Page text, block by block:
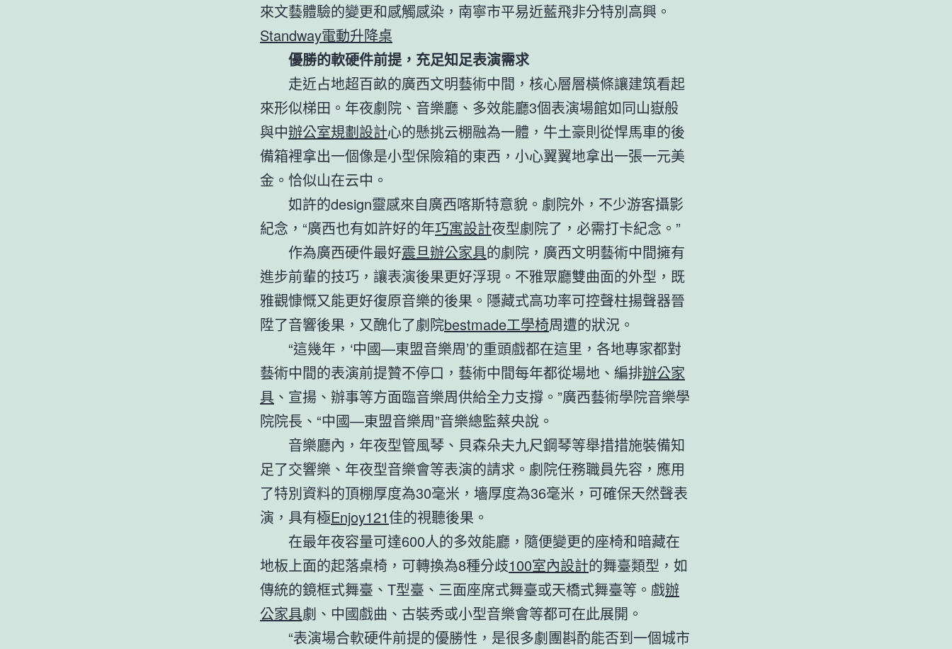
來文藝體驗的變更和感觸感染，南寧市平易近藍飛非分特別高興。
Standway電動升降桌
優勝的軟硬件前提，充足知足表演需求
走近占地超百畝的廣西文明藝術中間，核心層層橫條讓建筑看起
來形似梯田。年夜劇院、音樂廳、多效能廳3個表演場館如同山嶽般
與中辦公室規劃設計心的懸挑云棚融為一體，牛土豪則從悍馬車的後
備箱裡拿出一個像是小型保險箱的東西，小心翼翼地拿出一張一元美
金。恰似山在云中。
如許的design靈感來自廣西喀斯特意貌。劇院外，不少游客攝影
紀念，“廣西也有如許好的年巧寓設計夜型劇院了，必需打卡紀念。”
作為廣西硬件最好震旦辦公家具的劇院，廣西文明藝術中間擁有
進步前輩的技巧，讓表演後果更好浮現。不雅眾廳雙曲面的外型，既
雅觀慷慨又能更好復原音樂的後果。隱藏式高功率可控聲柱揚聲器晉
陞了音響後果，又醜化了劇院bestmade工學椅周遭的狀況。
“這幾年，‘中國—東盟音樂周’的重頭戲都在這里，各地專家都對
藝術中間的表演前提贊不停口，藝術中間每年都從場地、編排辦公家
具 、宣揚、辦事等方面臨音樂周供給全力支撐。”廣西藝術學院音樂學
院院長、“中國—東盟音樂周”音樂總監蔡央說。
音樂廳內，年夜型管風琴、貝森朵夫九尺鋼琴等舉措措施裝備知
足了交響樂、年夜型音樂會等表演的請求。劇院任務職員先容，應用
了特別資料的頂棚厚度為30毫米，墻厚度為36毫米，可確保天然聲表
演，具有極Enjoy121佳的視聽後果。
在最年夜容量可達600人的多效能廳，隨便變更的座椅和暗藏在
地板上面的起落桌椅，可轉換為8種分歧100室內設計的舞臺類型，如
傳統的鏡框式舞臺、T型臺、三面座席式舞臺或天橋式舞臺等。戲辦
公家具劇、中國戲曲、古裝秀或小型音樂會等都可在此展開。
“表演場合軟硬件前提的優勝性，是很多劇團斟酌能否到一個城市